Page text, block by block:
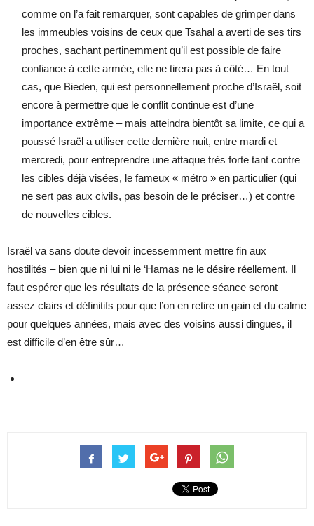
comme on l’a fait remarquer, sont capables de grimper dans
les immeubles voisins de ceux que Tsahal a averti de ses tirs
proches, sachant pertinemment qu’il est possible de faire
confiance à cette armée, elle ne tirera pas à côté… En tout
cas, que Bieden, qui est personnellement proche d’Israël, soit
encore à permettre que le conflit continue est d’une
importance extrême – mais atteindra bientôt sa limite, ce qui a
poussé Israël a utiliser cette dernière nuit, entre mardi et
mercredi, pour entreprendre une attaque très forte tant contre
les cibles déjà visées, le fameux « métro » en particulier (qui
ne sert pas aux civils, pas besoin de le préciser…) et contre
de nouvelles cibles.
Israël va sans doute devoir incessemment mettre fin aux
hostilités – bien que ni lui ni le ‘Hamas ne le désire réellement. Il
faut espérer que les résultats de la présence séance seront
assez clairs et définitifs pour que l’on en retire un gain et du calme
pour quelques années, mais avec des voisins aussi dingues, il
est difficile d’en être sûr…